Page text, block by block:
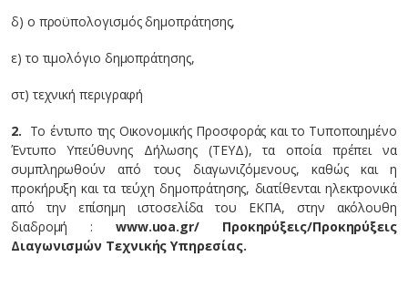
δ) ο προϋπολογισμός δημοπράτησης,
ε) το τιμολόγιο δημοπράτησης,
στ) τεχνική περιγραφή
2. Το έντυπο της Οικονομικής Προσφοράς και το Τυποποιημένο
Έντυπο Υπεύθυνης Δήλωσης (ΤΕΥΔ), τα οποία πρέπει να
συμπληρωθούν από τους διαγωνιζόμενους, καθώς και η
προκήρυξη και τα τεύχη δημοπράτησης, διατίθενται ηλεκτρονικά
από την επίσημη ιστοσελίδα του ΕΚΠΑ, στην ακόλουθη
διαδρομή : www.uoa.gr/ Προκηρύξεις/Προκηρύξεις
Διαγωνισμών Τεχνικής Υπηρεσίας.